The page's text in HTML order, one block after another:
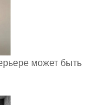
может быть